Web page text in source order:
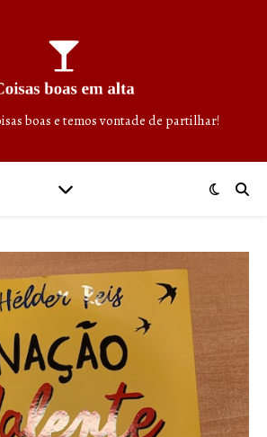
boas e temos vontade de partilhar!